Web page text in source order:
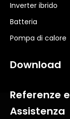
Inverter ibrido
Batteria
Pompa di calore
Download
Referenze e
Assistenza